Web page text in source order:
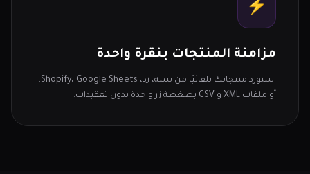
⚡
مزامنة المنتجات بنقرة واحدة
استورد منتجاتك تلقائيًا من سلة، زد، Shopify، Google Sheets،
أو ملفات XML و CSV بضغطة زر واحدة بدون تعقيدات.